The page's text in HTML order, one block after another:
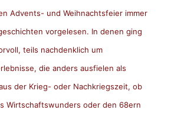
Advents- und Weihnachtsfeier immer
vorgelesen. In denen ging
teils nachdenklich um
die anders ausfielen als
der Krieg- oder Nachkriegszeit, ob
Wirtschaftswunders oder den 68ern